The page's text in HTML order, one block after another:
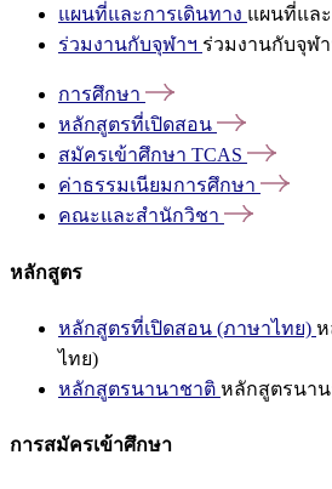
แผนที่และการเดินทาง แผนที่แล
ร่วมงานกับจุฬาฯ ร่วมงานกับจุฬ
การศึกษา
หลักสูตรที่เปิดสอน
สมัครเข้าศึกษา TCAS
ค่าธรรมเนียมการศึกษา
คณะและสำนักวิชา
หลักสูตร
หลักสูตรที่เปิดสอน (ภาษาไทย) ห
ไทย)
หลักสูตรนานาชาติ หลักสูตรนา
การสมัครเข้าศึกษา